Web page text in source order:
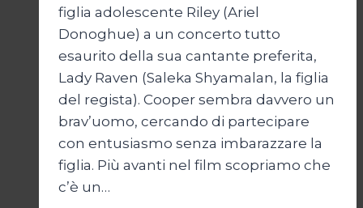
figlia adolescente Riley (Ariel
Donoghue) a un concerto tutto
esaurito della sua cantante preferita,
Lady Raven (Saleka Shyamalan, la figlia
del regista). Cooper sembra davvero un
brav’uomo, cercando di partecipare
con entusiasmo senza imbarazzare la
figlia. Più avanti nel film scopriamo che
c’è un…